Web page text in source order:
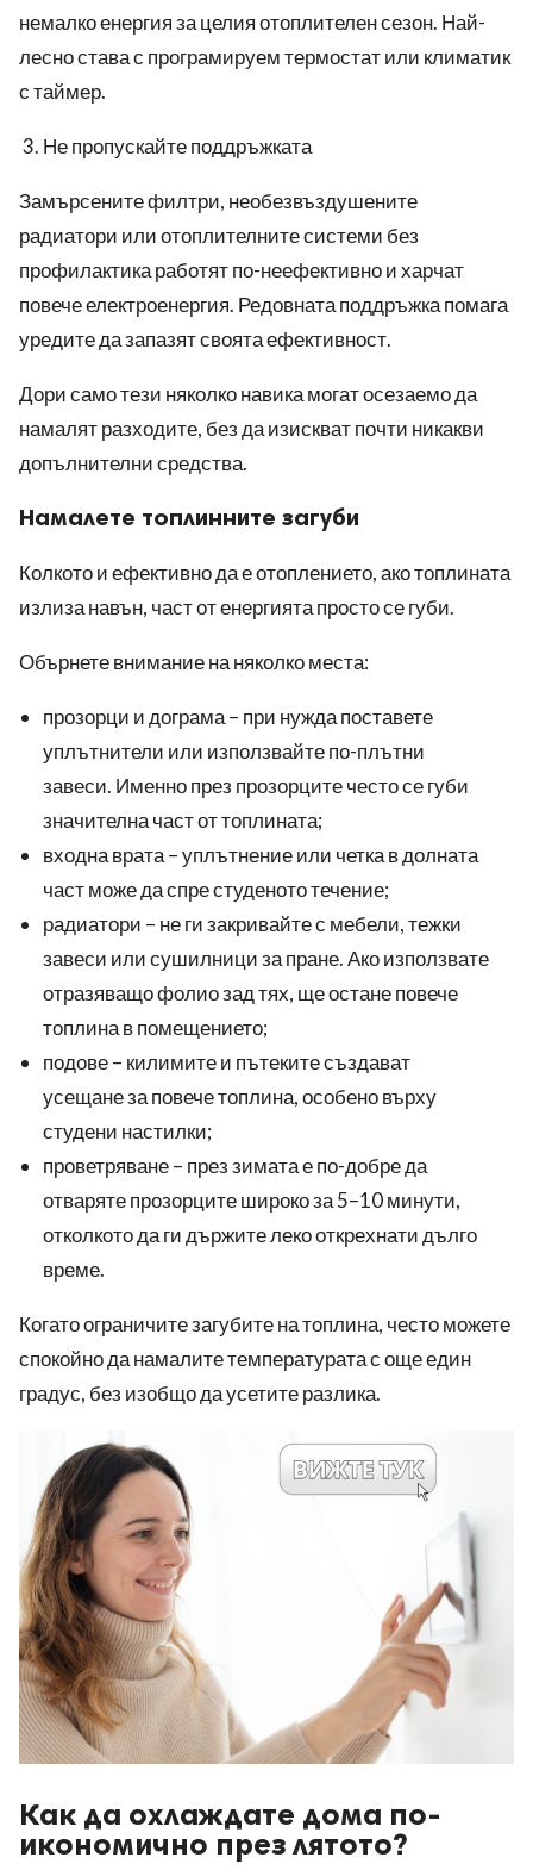
немалко енергия за целия отоплителен сезон. Най-
лесно става с програмируем термостат или климатик
с таймер.
Не пропускайте поддръжката
Замърсените филтри, необезвъздушените
радиатори или отоплителните системи без
профилактика работят по-неефективно и харчат
повече електроенергия. Редовната поддръжка помага
уредите да запазят своята ефективност.
Дори само тези няколко навика могат осезаемо да
намалят разходите, без да изискват почти никакви
допълнителни средства.
Намалете топлинните загуби
Колкото и ефективно да е отоплението, ако топлината
излиза навън, част от енергията просто се губи.
Обърнете внимание на няколко места:
прозорци и дограма – при нужда поставете
уплътнители или използвайте по-плътни
завеси. Именно през прозорците често се губи
значителна част от топлината;
входна врата – уплътнение или четка в долната
част може да спре студеното течение;
радиатори – не ги закривайте с мебели, тежки
завеси или сушилници за пране. Ако използвате
отразяващо фолио зад тях, ще остане повече
топлина в помещението;
подове – килимите и пътеките създават
усещане за повече топлина, особено върху
студени настилки;
проветряване – през зимата е по-добре да
отваряте прозорците широко за 5–10 минути,
отколкото да ги държите леко открехнати дълго
време.
Когато ограничите загубите на топлина, често можете
спокойно да намалите температурата с още един
градус, без изобщо да усетите разлика.
Как да охлаждате дома по-
икономично през лятото?